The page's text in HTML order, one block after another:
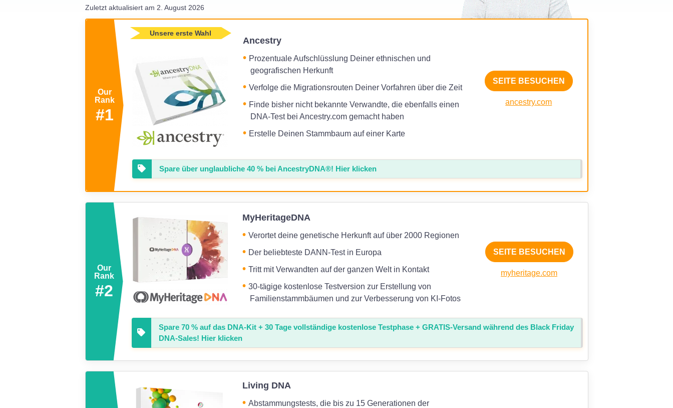
Zuletzt aktualisiert am 2. August 2026
Our
Rank
#1
Unsere erste Wahl
Ancestry
Prozentuale Aufschlüsslung Deiner ethnischen und
geografischen Herkunft
Verfolge die Migrationsrouten Deiner Vorfahren über die Zeit
Finde bisher nicht bekannte Verwandte, die ebenfalls einen
DNA-Test bei Ancestry.com gemacht haben
Erstelle Deinen Stammbaum auf einer Karte
SEITE BESUCHEN
ancestry.com
Spare über unglaubliche 40 % bei AncestryDNA®! Hier klicken
Our
Rank
#2
MyHeritageDNA
Verortet deine genetische Herkunft auf über 2000 Regionen
Der beliebteste DANN-Test in Europa
Tritt mit Verwandten auf der ganzen Welt in Kontakt
30-tägige kostenlose Testversion zur Erstellung von
Familienstammbäumen und zur Verbesserung von KI-Fotos
SEITE BESUCHEN
myheritage.com
Spare 70 % auf das DNA-Kit + 30 Tage vollständige kostenlose Testphase + GRATIS-Versand während des Black Friday
DNA-Sales! Hier klicken
Living DNA
Abstammungstests, die bis zu 15 Generationen der